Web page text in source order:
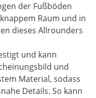
der Fußböden
Raum und in
dieses Allrounders
und kann
und
Material, sodass
Details. So kann